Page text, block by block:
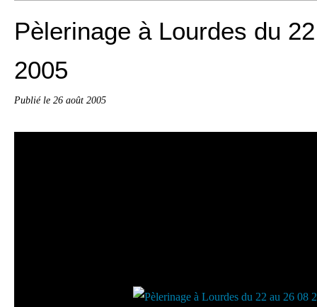
Pèlerinage à Lourdes du
2005
Publié le 26 août 2005